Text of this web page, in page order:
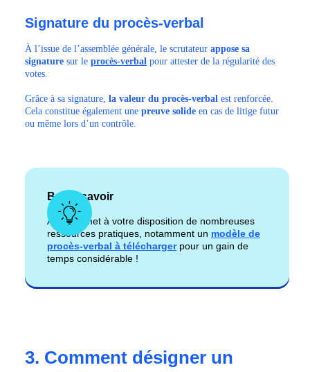
Signature du procès-verbal
À l’issue de l’assemblée générale, le scrutateur appose sa
signature sur le procès-verbal pour attester de la régularité des
votes.
Grâce à sa signature, la valeur du procès-verbal est renforcée.
Cela constitue également une preuve solide en cas de litige futur
ou même lors d’un contrôle.
Bon à savoir
Axiocap met à votre disposition de nombreuses
ressources pratiques, notamment un modèle de
procès-verbal à téléchargerpour un gain de
temps considérable !
3. Comment désigner un